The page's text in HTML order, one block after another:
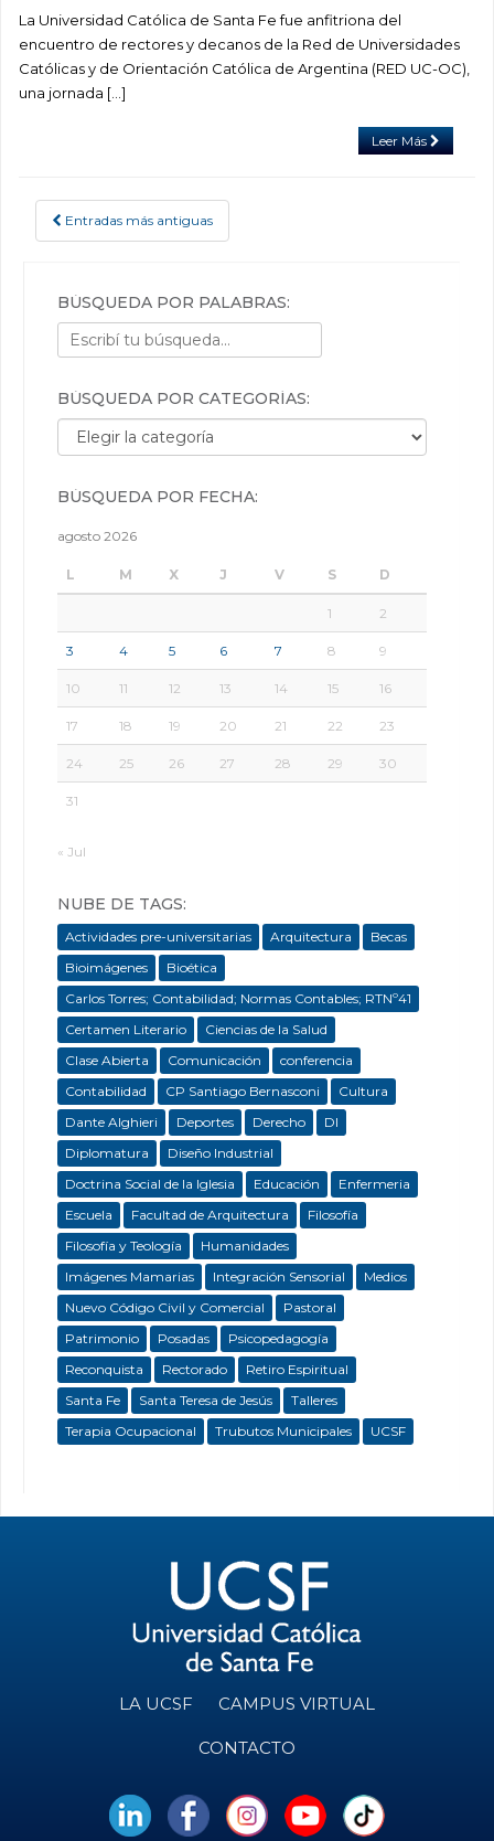
La Universidad Católica de Santa Fe fue anfitriona del
encuentro de rectores y decanos de la Red de Universidades
Católicas y de Orientación Católica de Argentina (RED UC-OC),
una jornada […]
Leer Más
POSTS NAVIGATION
Entradas más antiguas
BÚSQUEDA POR PALABRAS:
BÚSQUEDA POR CATEGORÍAS:
Búsqueda por categorías:
BÚSQUEDA POR FECHA:
agosto 2026
L M X J V S D
1 2
3 4 5 6 7 8 9
10 11 12 13 14 15 16
17 18 19 20 21 22 23
24 25 26 27 28 29 30
31
« Jul
NUBE DE TAGS:
Actividades pre-universitarias Arquitectura
Becas
Bioimágenes
Bioética
Carlos Torres; Contabilidad; Normas Contables; RTNº41
Certamen Literario
Ciencias de la Salud
Clase Abierta
Comunicación
conferencia
Contabilidad
CP Santiago Bernasconi
Cultura
Dante Alghieri
Deportes Derecho
DI
Diplomatura
Diseño Industrial
Doctrina Social de la Iglesia
Educación
Enfermeria
Escuela
Facultad de Arquitectura
Filosofía
Filosofía y Teología
Humanidades
Imágenes Mamarias
Integración Sensorial
Medios
Nuevo Código Civil y Comercial
Pastoral
Patrimonio
Posadas
Psicopedagogía
Reconquista
Rectorado
Retiro Espiritual
Santa Fe
Santa Teresa de Jesús
Talleres
Terapia Ocupacional
Trubutos Municipales UCSF
LA UCSF CAMPUS VIRTUAL
CONTACTO